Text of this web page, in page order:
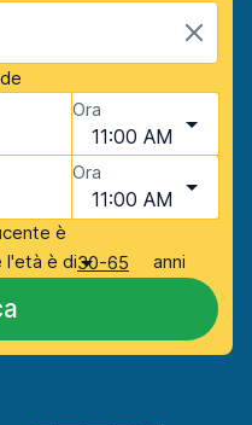
Ora
11:00 AM
Ora
11:00 AM
è
l'età è di30-65 anni